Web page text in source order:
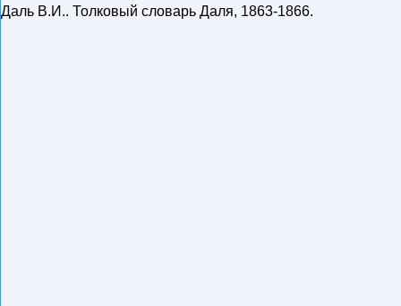
Даль В.И.. Толковый словарь Даля, 1863-1866.